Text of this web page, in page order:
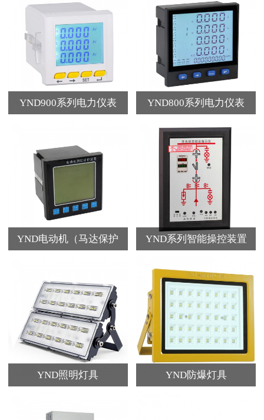
YND900系列电力仪表 YND800系列电力仪表
YND电动机（马达保护 YND系列智能操控装置
YND照明灯具 YND防爆灯具